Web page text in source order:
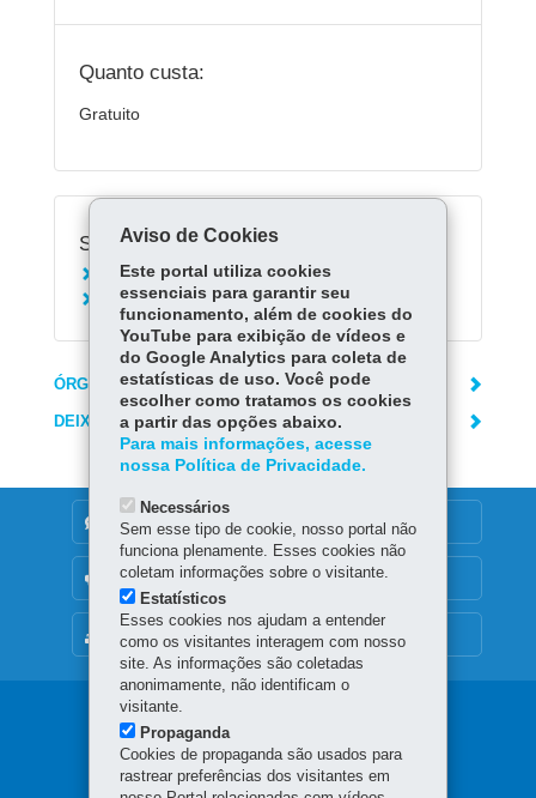
Quanto custa:
Gratuito
Serviços Relacionados:
Visitar a Ilha do Mel
Visitar o Parque Estadual do Rio da Onça
ÓRGÃO RESPONSÁVEL
DEIXE SUA OPINIÃO
MAPA DO SITE
DENUNCIE CORRUPÇÃO
OUVIDORIA
Navegação
principal
Aviso de Cookies
Este portal utiliza cookies
essenciais para garantir seu
funcionamento, além de cookies do
YouTube para exibição de vídeos e
do Google Analytics para coleta de
estatísticas de uso. Você pode
escolher como tratamos os cookies
a partir das opções abaixo.
Para mais informações, acesse
nossa Política de Privacidade.
Necessários
Sem esse tipo de cookie, nosso portal não
funciona plenamente. Esses cookies não
coletam informações sobre o visitante.
Estatísticos
Esses cookies nos ajudam a entender
como os visitantes interagem com nosso
site. As informações são coletadas
anonimamente, não identificam o
visitante.
Propaganda
Cookies de propaganda são usados para
rastrear preferências dos visitantes em